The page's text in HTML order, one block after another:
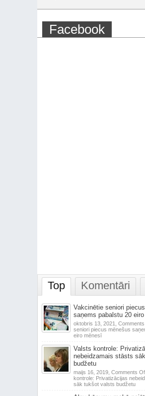
Facebook
Top Komentāri
Vakcinētie seniori
saņems pabalstu 20
oktobris 13, 2021,
seniori piecus mēnešus
eiro mēnesī
Valsts kontrole:
nebeidzamais stāsts
budžetu
maijs 16, 2019, Comments
kontrole: Privatizācijas
sāk tukšot valsts budžetu